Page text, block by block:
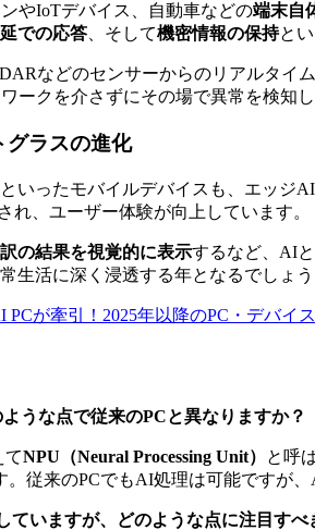
やIoTデバイス、自動車などの端末自
での応答 、そして機密情報の保持と
などのセンサーからのリアルタイ
ークを介さずにその場で異常を検知
グラスの進化
いったモバイルデバイスも、エッジ
れ、ユーザー体験が向上しています。
の結果を視覚的に表示するなど、AI
生活に深く浸透する年となるでしょう
PCが牽引！2025年以降のPC・デバイ
うな点で従来のPCと異なりますか？
てNPU（Neural Processing Unit） と呼
。従来のPCでもAI処理は可能ですが
ていますが、どのような点に注目すべ